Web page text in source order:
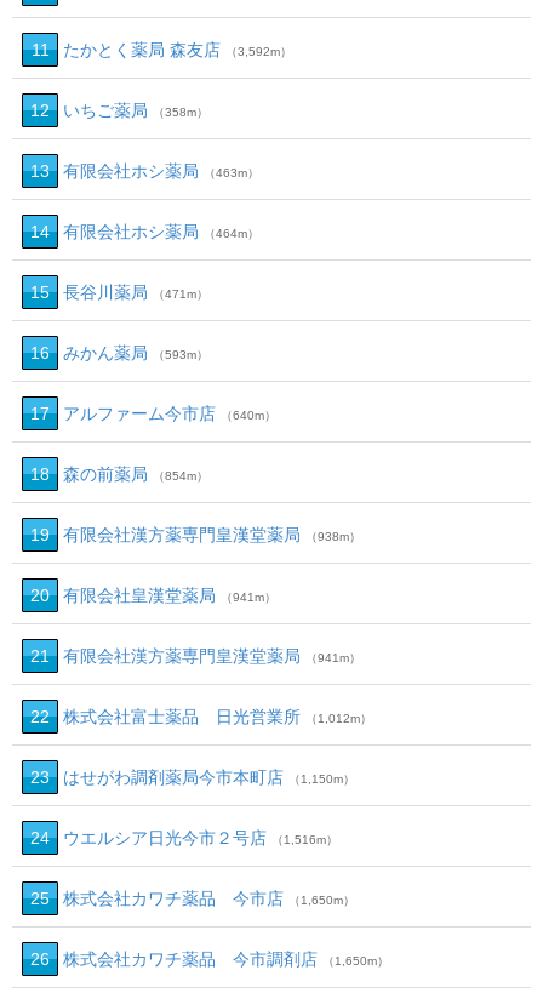
11 たかとく薬局 森友店 （3,592m）
12 いちご薬局 （358m）
13 有限会社ホシ薬局 （463m）
14 有限会社ホシ薬局 （464m）
15 長谷川薬局 （471m）
16 みかん薬局 （593m）
17 アルファーム今市店 （640m）
18 森の前薬局 （854m）
19 有限会社漢方薬専門皇漢堂薬局 （938m）
20 有限会社皇漢堂薬局 （941m）
21 有限会社漢方薬専門皇漢堂薬局 （941m）
22 株式会社富士薬品 日光営業所 （1,012m）
23 はせがわ調剤薬局今市本町店 （1,150m）
24 ウエルシア日光今市２号店 （1,516m）
25 株式会社カワチ薬品 今市店 （1,650m）
26 株式会社カワチ薬品 今市調剤店 （1,650m）